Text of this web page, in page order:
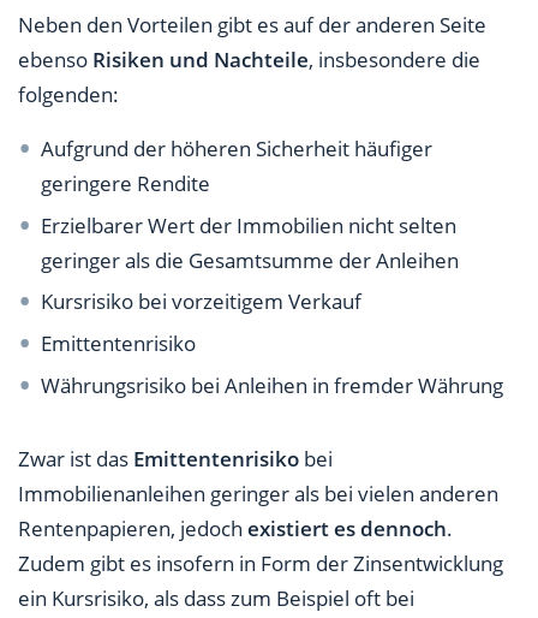
Neben den Vorteilen gibt es auf der anderen Seite
ebenso Risiken und Nachteile, insbesondere die
folgenden:
Aufgrund der höheren Sicherheit häufiger
geringere Rendite
Erzielbarer Wert der Immobilien nicht selten
geringer als die Gesamtsumme der Anleihen
Kursrisiko bei vorzeitigem Verkauf
Emittentenrisiko
Währungsrisiko bei Anleihen in fremder Währung
Zwar ist das Emittentenrisiko bei
Immobilienanleihen geringer als bei vielen anderen
Rentenpapieren, jedoch existiert es dennoch.
Zudem gibt es insofern in Form der Zinsentwicklung
ein Kursrisiko, als dass zum Beispiel oft bei